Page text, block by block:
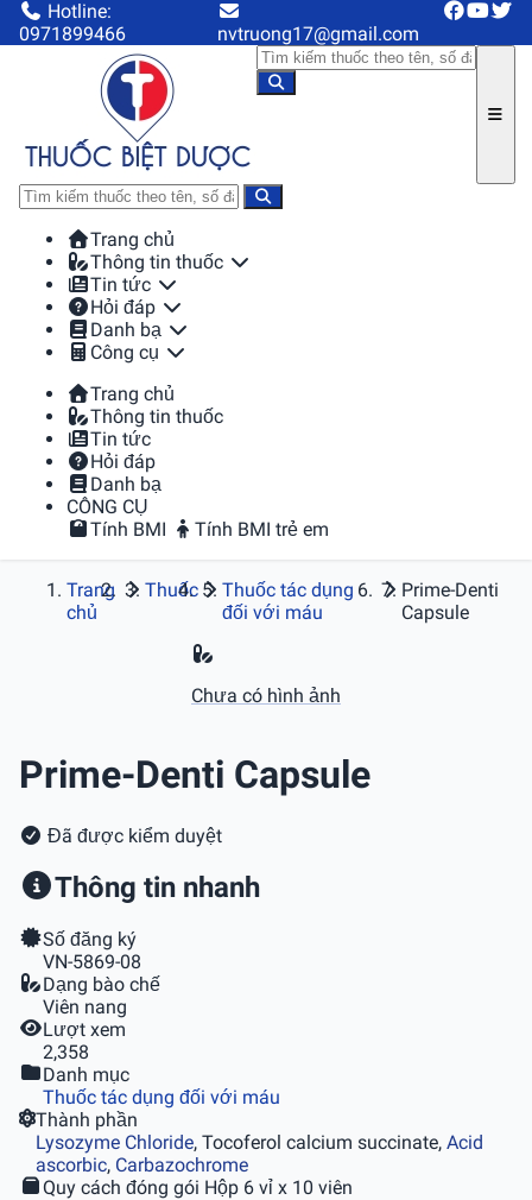
Hotline:
0971899466
nvtruong17@gmail.com
Trang chủ
Thông tin thuốc
Tin tức
Hỏi đáp
Danh bạ
Công cụ
Trang chủ
Thông tin thuốc
Tin tức
Hỏi đáp
Danh bạ
CÔNG CỤ
Tính BMI
Tính BMI trẻ em
Trang
chủ
Thuốc
Thuốc tác dụng
đối với máu
Prime-Denti
Capsule
Chưa có hình ảnh
Prime-Denti Capsule
Đã được kiểm duyệt
Thông tin nhanh
Số đăng ký
VN-5869-08
Dạng bào chế
Viên nang
Lượt xem
2,358
Danh mục
Thuốc tác dụng đối với máu
Thành phần
Lysozyme Chloride, Tocoferol calcium succinate,Acid
ascorbic, Carbazochrome
Quy cách đóng gói Hộp 6 vỉ x 10 viên